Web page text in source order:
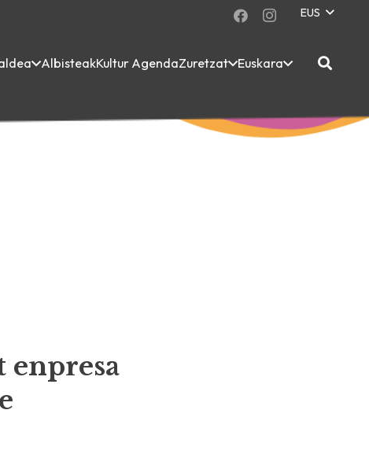
EUS
AlbisteakKultur AgendaZuretzat Euskara
enpresa